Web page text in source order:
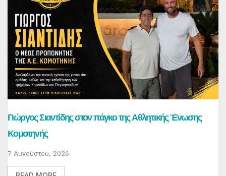
Γιώργος Σιαντίδης στον πάγκο της Αθλητικής Ένωσης
Κομοτηνής
7 Αυγούστου, 2026